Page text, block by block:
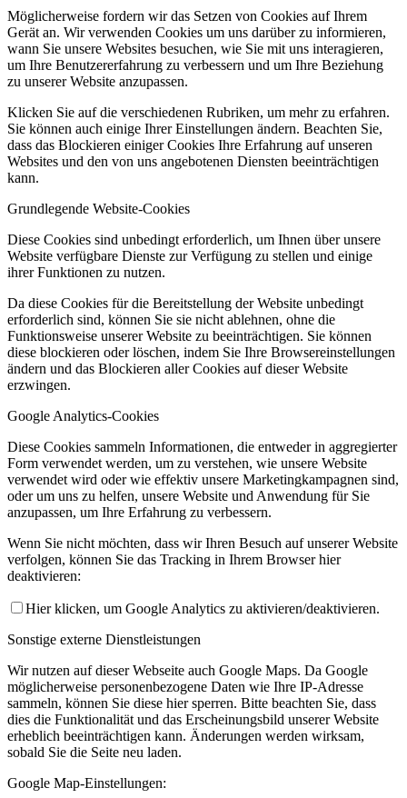
Möglicherweise fordern wir das Setzen von Cookies auf Ihrem
Gerät an. Wir verwenden Cookies um uns darüber zu informieren,
wann Sie unsere Websites besuchen, wie Sie mit uns interagieren,
um Ihre Benutzererfahrung zu verbessern und um Ihre Beziehung
zu unserer Website anzupassen.
Klicken Sie auf die verschiedenen Rubriken, um mehr zu erfahren.
Sie können auch einige Ihrer Einstellungen ändern. Beachten Sie,
dass das Blockieren einiger Cookies Ihre Erfahrung auf unseren
Websites und den von uns angebotenen Diensten beeinträchtigen
kann.
Grundlegende Website-Cookies
Diese Cookies sind unbedingt erforderlich, um Ihnen über unsere
Website verfügbare Dienste zur Verfügung zu stellen und einige
ihrer Funktionen zu nutzen.
Da diese Cookies für die Bereitstellung der Website unbedingt
erforderlich sind, können Sie sie nicht ablehnen, ohne die
Funktionsweise unserer Website zu beeinträchtigen. Sie können
diese blockieren oder löschen, indem Sie Ihre Browsereinstellungen
ändern und das Blockieren aller Cookies auf dieser Website
erzwingen.
Google Analytics-Cookies
Diese Cookies sammeln Informationen, die entweder in aggregierter
Form verwendet werden, um zu verstehen, wie unsere Website
verwendet wird oder wie effektiv unsere Marketingkampagnen sind,
oder um uns zu helfen, unsere Website und Anwendung für Sie
anzupassen, um Ihre Erfahrung zu verbessern.
Wenn Sie nicht möchten, dass wir Ihren Besuch auf unserer Website
verfolgen, können Sie das Tracking in Ihrem Browser hier
deaktivieren:
Hier klicken, um Google Analytics zu aktivieren/deaktivieren.
Sonstige externe Dienstleistungen
Wir nutzen auf dieser Webseite auch Google Maps. Da Google
möglicherweise personenbezogene Daten wie Ihre IP-Adresse
sammeln, können Sie diese hier sperren. Bitte beachten Sie, dass
dies die Funktionalität und das Erscheinungsbild unserer Website
erheblich beeinträchtigen kann. Änderungen werden wirksam,
sobald Sie die Seite neu laden.
Google Map-Einstellungen: